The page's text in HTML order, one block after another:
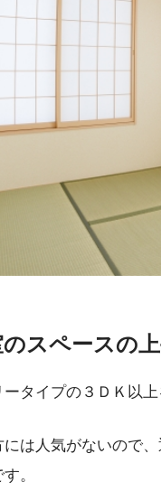
のスペースの
タイプの３ＤＫ以
は人気がないので
。